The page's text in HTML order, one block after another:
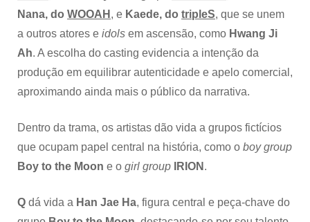
Nana, do WOOAH , e Kaede, do tripleS, que se unem
a outros atores e idols em ascensão, como Hwang Ji
Ah. A escolha do casting evidencia a intenção da
produção em equilibrar autenticidade e apelo comercial,
aproximando ainda mais o público da narrativa.
Dentro da trama, os artistas dão vida a grupos fictícios
que ocupam papel central na história, como o boy group
Boy to the Moon e o girl group IRION .
Q dá vida a Han Jae Ha, figura central e peça-chave do